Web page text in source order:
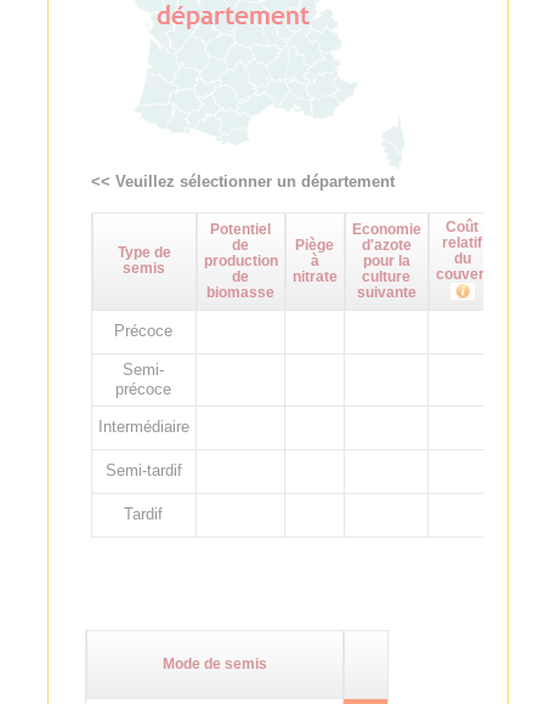
<< Veuillez sélectionner un département
Type de
semis
Potentiel
de
production
de
biomasse
Piège
à
nitrate
Economie
d'azote
pour la
culture
suivante
Coût
relatif
du
couvert
Précoce
Semi-
précoce
Intermédiaire
Semi-tardif
Tardif
Mode de semis